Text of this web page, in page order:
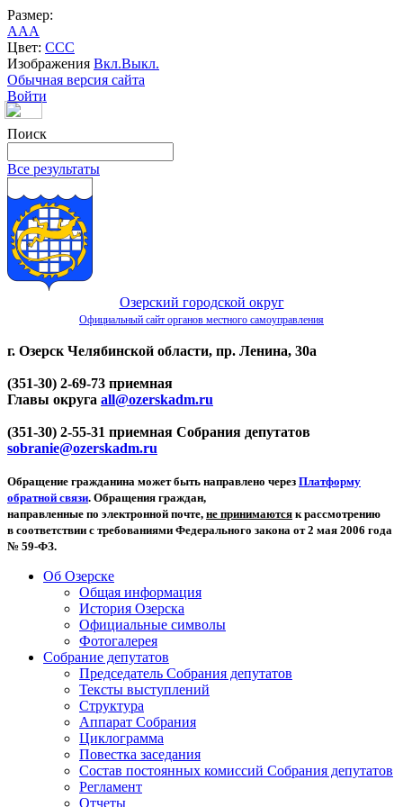
Размер:
AAA
Цвет: CCC
Изображения Вкл.Выкл.
Обычная версия сайта
Войти
Поиск
Все результаты
Озерский городской округ
Официальный сайт органов местного самоуправления
г. Озерск Челябинской области, пр. Ленина, 30а
(351-30) 2-69-73 приемная
Главы округа all@ozerskadm.ru
(351-30) 2-55-31 приемная Собрания депутатов
sobranie@ozerskadm.ru
Обращение гражданина может быть направлено через Платформу
обратной связи. Обращения граждан,
направленные по электронной почте, не принимаются к рассмотрению
в соответствии с требованиями Федерального закона от 2 мая 2006 года
№ 59-ФЗ.
Об Озерске
Общая информация
История Озерска
Официальные символы
Фотогалерея
Собрание депутатов
Председатель Собрания депутатов
Тексты выступлений
Структура
Аппарат Собрания
Циклограмма
Повестка заседания
Состав постоянных комиссий Собрания депутатов
Регламент
Отчеты